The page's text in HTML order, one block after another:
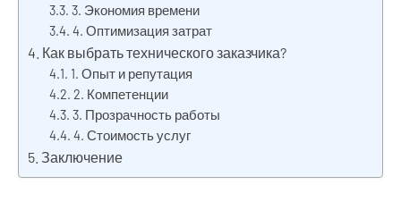
3. Экономия времени
4. Оптимизация затрат
Как выбрать технического заказчика?
1. Опыт и репутация
2. Компетенции
3. Прозрачность работы
4. Стоимость услуг
Заключение